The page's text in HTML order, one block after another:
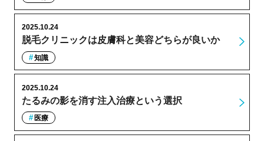
脱毛クリニックは皮膚科と美容どちらが良いか
2025.10.24
知識
たるみの影を消す注入治療という選択
2025.10.24
医療